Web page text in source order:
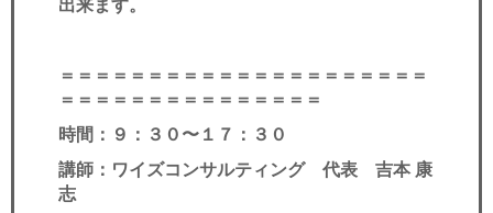
出来ます。
＝＝＝＝＝＝＝＝＝＝＝＝＝＝＝＝＝＝＝＝＝
＝＝＝＝＝＝＝＝＝＝＝＝＝＝＝
時間：９：３０〜１７：３０
講師：ワイズコンサルティング 代表 吉本 康
志